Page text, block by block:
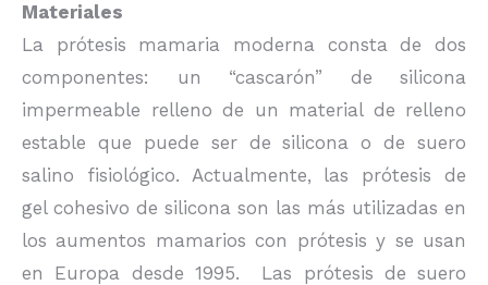
Materiales
La prótesis mamaria moderna consta de dos
componentes: un “cascarón” de silicona
impermeable relleno de un material de relleno
estable que puede ser de silicona o de suero
salino fisiológico. Actualmente, las prótesis de
gel cohesivo de silicona son las más utilizadas en
los aumentos mamarios con prótesis y se usan
en Europa desde 1995. Las prótesis de suero